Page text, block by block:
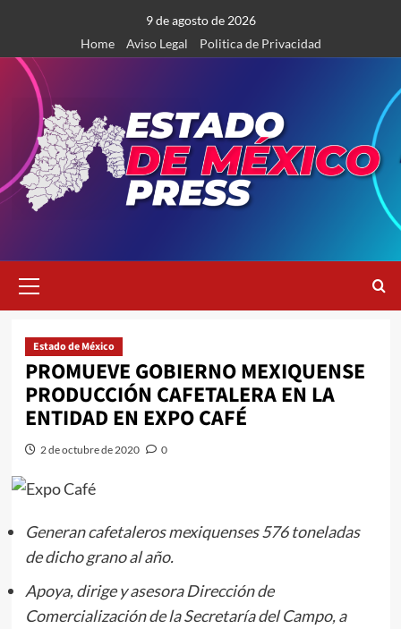
contenido
9 de agosto de 2026
Home
Aviso Legal Politica de Privacidad
primario
Estado de México
PROMUEVE GOBIERNO MEXIQUENSE
PRODUCCIÓN CAFETALERA EN LA
ENTIDAD EN EXPO CAFÉ
2 de octubre de 2020 0
Generan cafetaleros mexiquenses 576 toneladas
de dicho grano al año.
Apoya, dirige y asesora Dirección de
Comercialización de la Secretaría del Campo, a